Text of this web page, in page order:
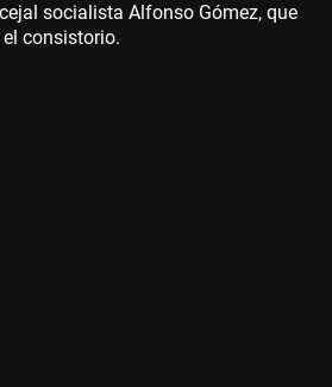
socialista Alfonso Gómez, que
consistorio.